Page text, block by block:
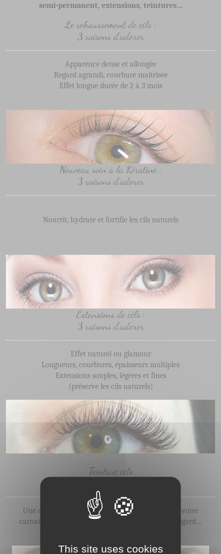
semi-permanent, extensions, teintures…
Le rehaussement de cils :
3 raisons d’adorer
Apparence dense et allongée
Regard agrandi, courbure maitrisée
Effet longue durée de 2 à 3 mois
Nouveau soin à la Kératine :
3 raisons d’adorer
Nourrit, hydrate et fortifie les cils naturels
Extensions de cils :
3 raisons d’adorer
Effet naturel ou glamour
Longueurs, courbures, épaisseurs multiples
Extensions souples, légères et fines
(préserve les cils naturels)
Teinture cils
Une coloration plus soutenue, en harmonie avec votre
carnation, la couleur des cheveux… intensifie le regard…
This site uses cookies